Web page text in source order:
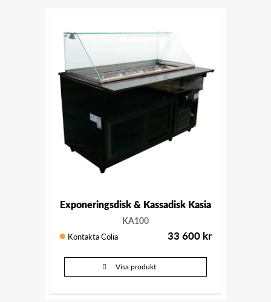
Exponeringsdisk & Kassadisk Kasia
KA100
Kontakta Colia 33 600 kr
Visa produkt